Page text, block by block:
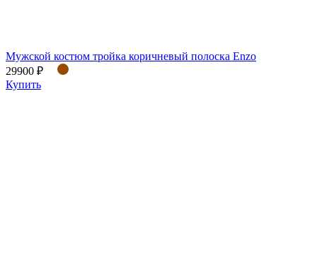
Мужской костюм тройка коричневый полоска Enzo
29900 ₽
Купить